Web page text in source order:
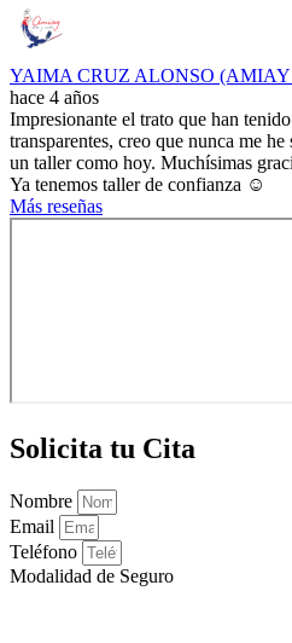
YAIMA CRUZ ALONSO
hace 4 años
Impresionante el trato que han
transparentes, creo que nunca me
un taller como hoy. Muchísimas
Ya tenemos taller de confianza ☺️
Más reseñas
Solicita tu Cita
Nombre
Email
Teléfono
Modalidad de Seguro